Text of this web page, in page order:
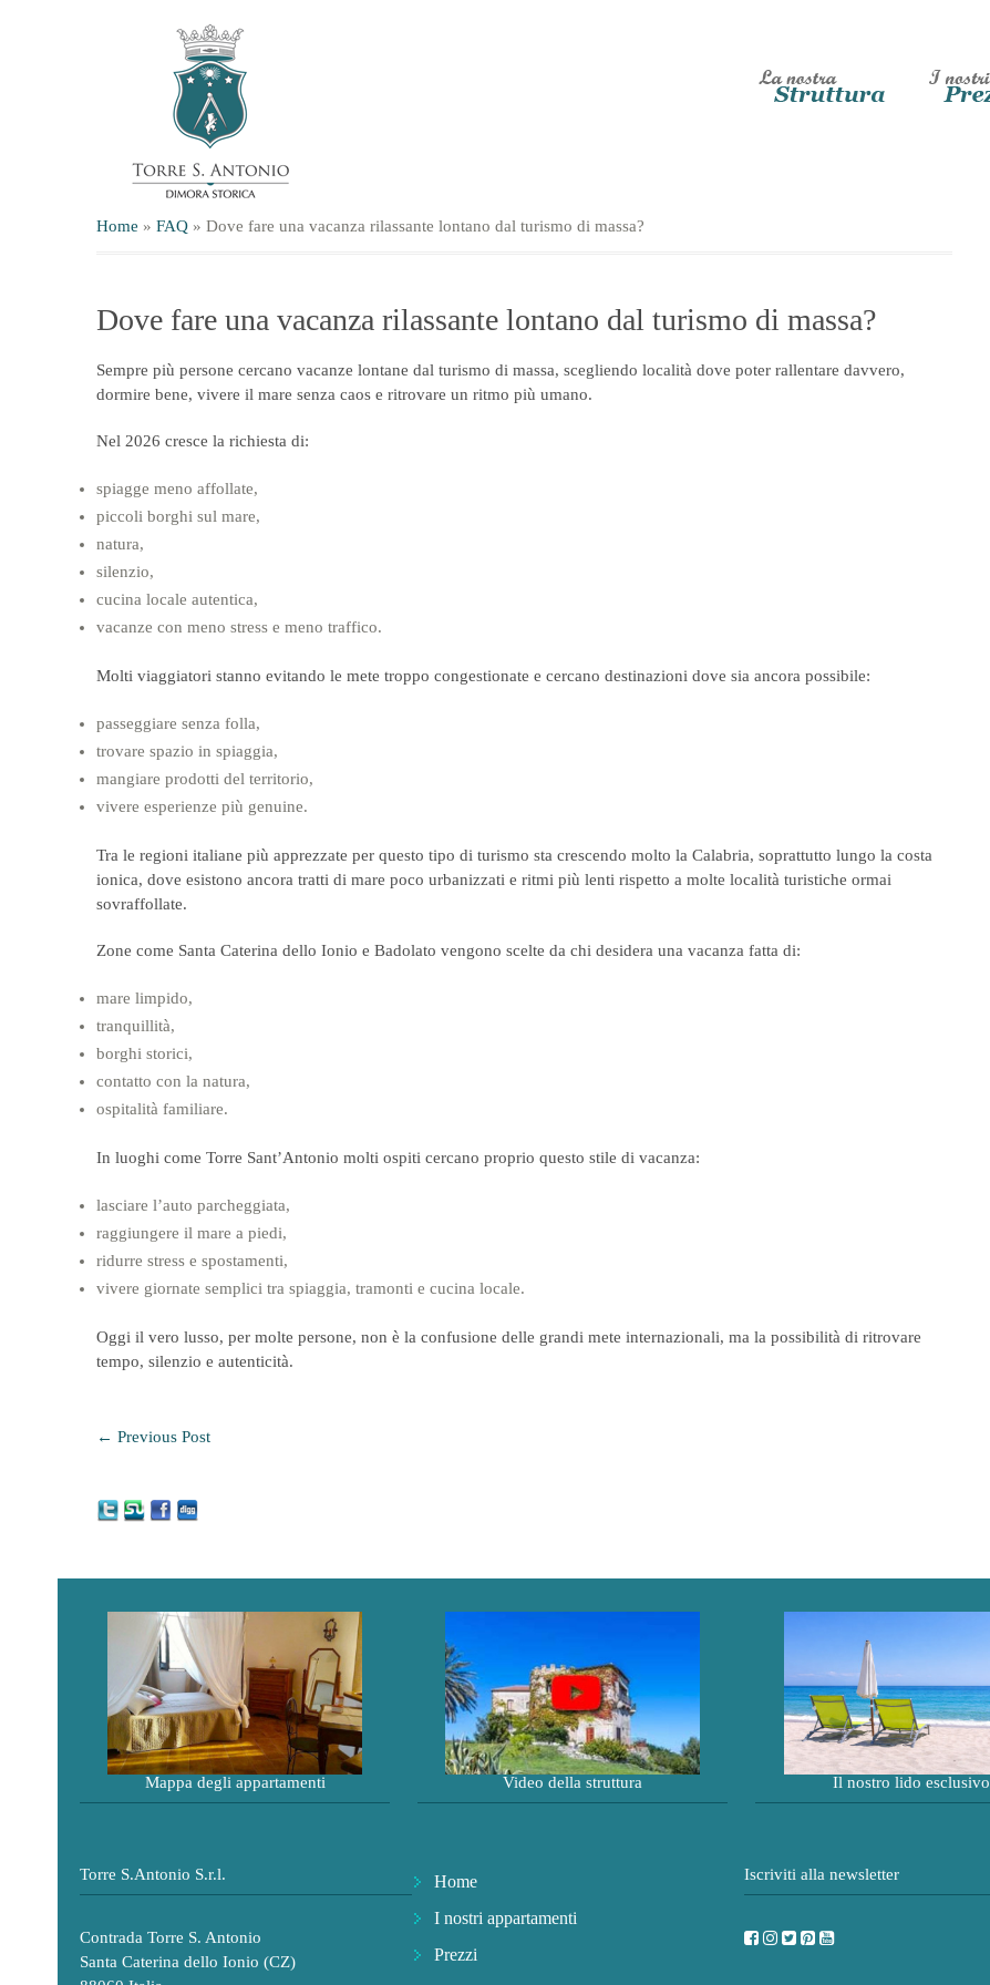
Home » FAQ » Dove fare una vacanza rilassante lontano dal turismo di massa?
Dove fare una vacanza rilassante lontano dal turismo di massa?
Sempre più persone cercano vacanze lontane dal turismo di massa, scegliendo località dove poter rallentare davvero,
dormire bene, vivere il mare senza caos e ritrovare un ritmo più umano.
Nel 2026 cresce la richiesta di:
spiagge meno affollate,
piccoli borghi sul mare,
natura,
silenzio,
cucina locale autentica,
vacanze con meno stress e meno traffico.
Molti viaggiatori stanno evitando le mete troppo congestionate e cercano destinazioni dove sia ancora possibile:
passeggiare senza folla,
trovare spazio in spiaggia,
mangiare prodotti del territorio,
vivere esperienze più genuine.
Tra le regioni italiane più apprezzate per questo tipo di turismo sta crescendo molto la Calabria, soprattutto lungo la costa
ionica, dove esistono ancora tratti di mare poco urbanizzati e ritmi più lenti rispetto a molte località turistiche ormai
sovraffollate.
Zone come Santa Caterina dello Ionio e Badolato vengono scelte da chi desidera una vacanza fatta di:
mare limpido,
tranquillità,
borghi storici,
contatto con la natura,
ospitalità familiare.
In luoghi come Torre Sant’Antonio molti ospiti cercano proprio questo stile di vacanza:
lasciare l’auto parcheggiata,
raggiungere il mare a piedi,
ridurre stress e spostamenti,
vivere giornate semplici tra spiaggia, tramonti e cucina locale.
Oggi il vero lusso, per molte persone, non è la confusione delle grandi mete internazionali, ma la possibilità di ritrovare
tempo, silenzio e autenticità.
← Previous Post
Mappa degli appartamenti Video della struttura Il nostro lido esclusivo
Torre S.Antonio S.r.l.
Contrada Torre S. Antonio
Santa Caterina dello Ionio (CZ)
Home
I nostri appartamenti
Prezzi
Iscriviti alla newsletter